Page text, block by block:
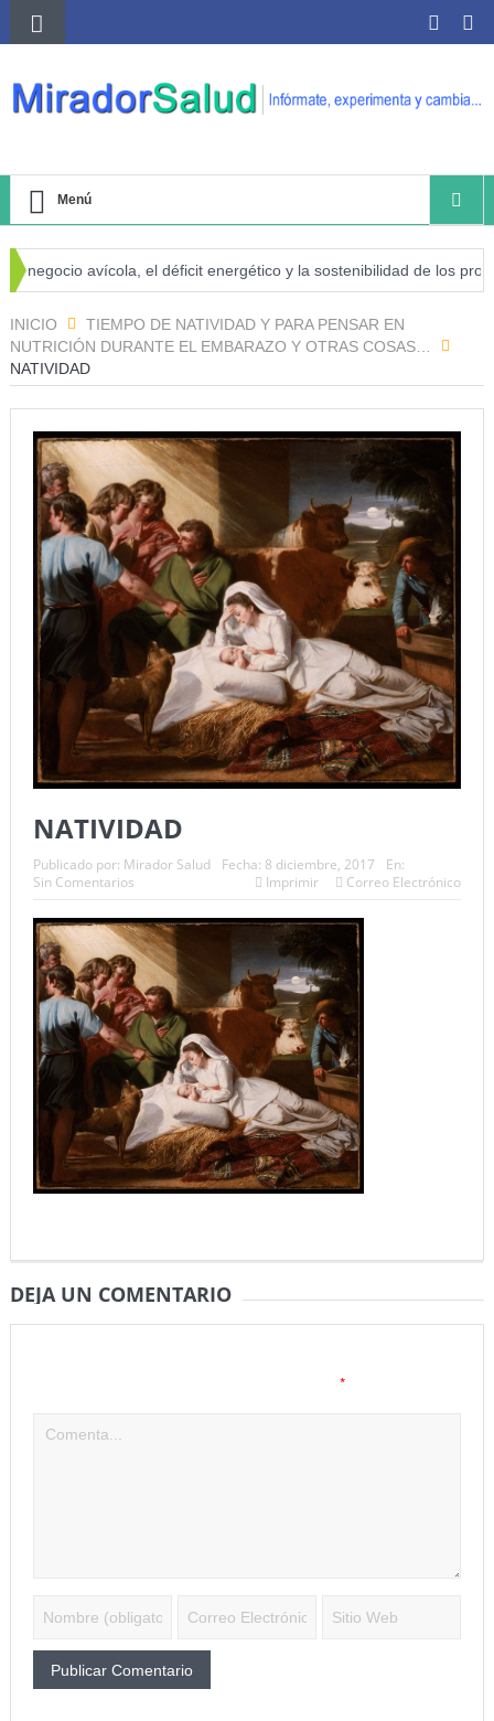
Menú
avícola, el déficit energético y la sostenibilidad de los
INICIO
TIEMPO DE NATIVIDAD Y PARA PENSAR EN
NUTRICIÓN DURANTE EL EMBARAZO Y OTRAS COSAS…
NATIVIDAD
NATIVIDAD
Publicado por: Mirador Salud Fecha: 8 diciembre, 2017
En:
Sin Comentarios
Imprimir Correo Electrónico
DEJA UN COMENTARIO
*